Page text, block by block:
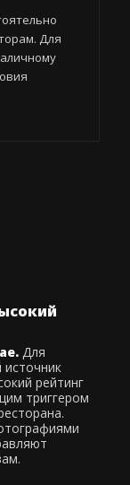
Для
Для
рейтинг
триггером